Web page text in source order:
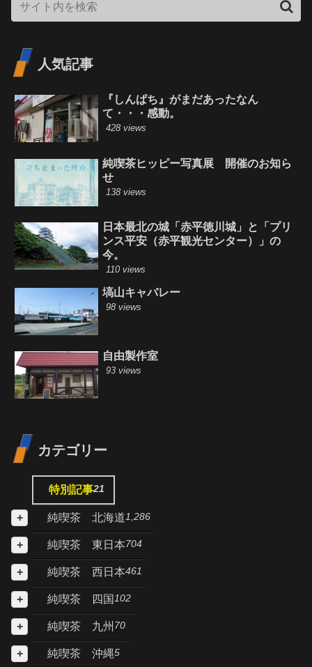
人気記事
『しんぱち』がまだあったなん
て・・・感動。
428 views
純喫茶ヒッピー写真展 開催のお知ら
せ
138 views
日本最北の城「赤平徳川城」と「プリ
ンス平安（赤平観光センター）」の
今。
110 views
塙山キャバレー
98 views
自由製作室
93 views
カテゴリー
特別記事21
純喫茶 北海道1,286
純喫茶 東日本704
純喫茶 西日本461
純喫茶 四国 102
純喫茶 九州 70
純喫茶 沖縄5